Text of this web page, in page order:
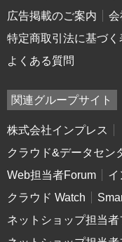
広告掲載のご案内
会
特定商取引法に基づく
よくある質問
関連グループサイト
株式会社インプレス
クラウド&データセン
Web担当者Forum
イ
クラウド Watch
ネットショップ担当者